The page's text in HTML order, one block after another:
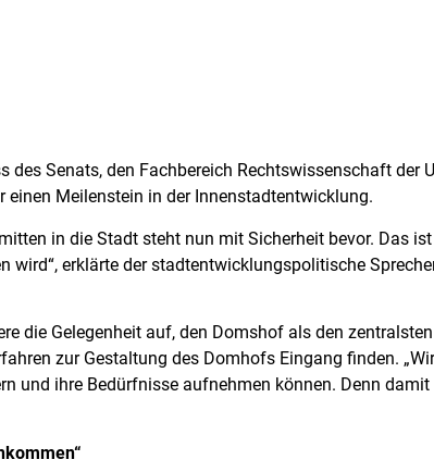
des Senats, den Fachbereich Rechtswissenschaft der
Meilenstein in der Innenstadtentwicklung.
in die Stadt steht nun mit Sicherheit bevor. Das
wird“, erklärte der stadtentwicklungspolitische
die Gelegenheit auf, den Domshof als den
zur Gestaltung des Domhofs Eingang finden.
und ihre Bedürfnisse aufnehmen können. Denn